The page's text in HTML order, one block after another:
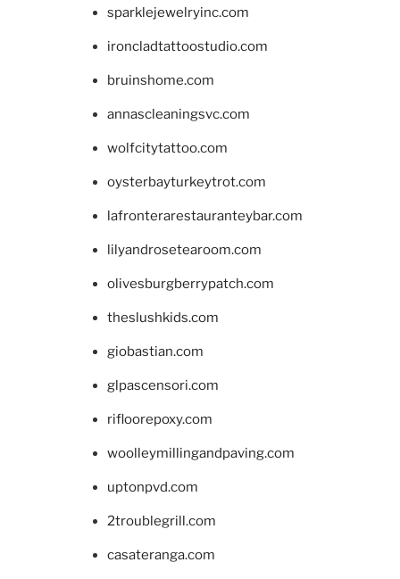
sparklejewelryinc.com
ironcladtattoostudio.com
bruinshome.com
annascleaningsvc.com
wolfcitytattoo.com
oysterbayturkeytrot.com
lafronterarestauranteybar.com
lilyandrosetearoom.com
olivesburgberrypatch.com
theslushkids.com
giobastian.com
glpascensori.com
rifloorepoxy.com
woolleymillingandpaving.com
uptonpvd.com
2troublegrill.com
casateranga.com